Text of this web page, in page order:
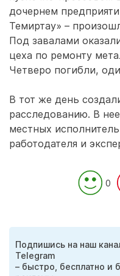
дочернем
Темиртау» –
Под завалами
цеха по ремонту
Четверо погибли,
В тот же день
расследованию. В
местных
работодателя и
0
Подпишись на наш
Telegram
– быстро, бесплатно и